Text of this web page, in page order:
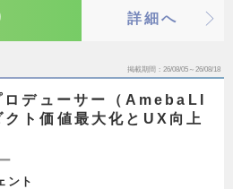
詳細へ
掲載期間 26/08/05～26/08/18
ロデューサー（AmebaLI
ト価値最大化とUX向上
ント